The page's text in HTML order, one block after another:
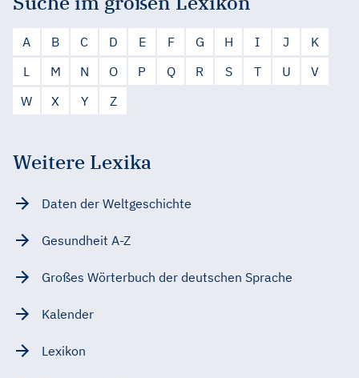
A B C D E F G H I J
K
L
M N O P Q R S T U
V
W
X Y Z
Weitere Lexika
Daten der Weltgeschichte
Gesundheit A-Z
Großes Wörterbuch der deutschen Sprache
Kalender
Lexikon